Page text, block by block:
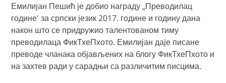
Емилијан Пешић је добио награду „Преводилац
године' за српски језик 2017. године и годину дана
након што се придружио талентованом тиму
преводилаца ФикТхеПхото. Емилијан даје писане
преводе чланака објављених на блогу ФикТхеПхото и
на захтев ради у сарадњи са различитим писцима.